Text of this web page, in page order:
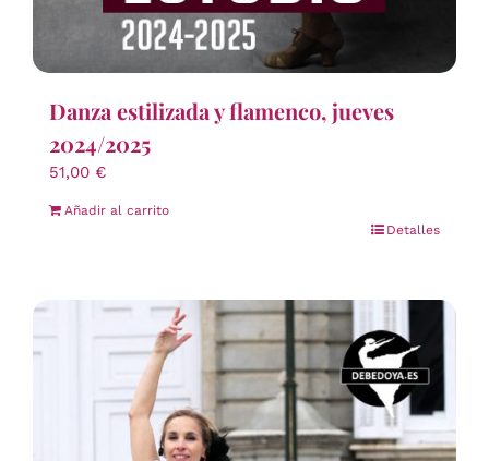
Danza estilizada y flamenco, jueves
2024/2025
51,00 €
Añadir al carrito
Detalles